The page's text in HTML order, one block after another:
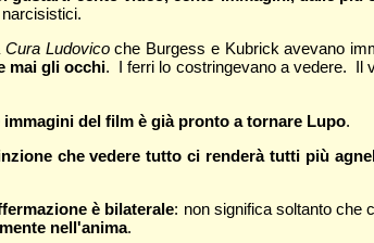
Cura Ludovicoche Burgess e Kubrick avevano
mai gli occhi. I ferri lo costringevano a vedere. Il
del film è già pronto a tornare Lupo.
che vedere tutto ci renderà tutti più
è bilaterale: non significa soltanto che
nell'anima.